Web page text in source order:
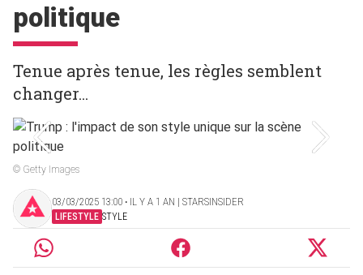
politique
Tenue après tenue, les règles semblent
changer...
© Getty Images
03/03/2025 13:00 ‧ IL Y A 1 AN | STARSINSIDER
LIFESTYLE STYLE